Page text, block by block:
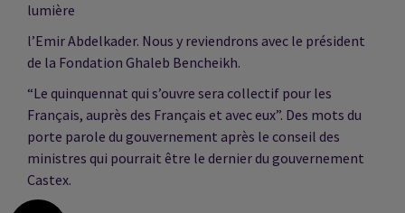
lumière
l’Emir Abdelkader. Nous y reviendrons avec le président
de la Fondation Ghaleb Bencheikh.
“Le quinquennat qui s’ouvre sera collectif pour les
Français, auprès des Français et avec eux”. Des mots du
porte parole du gouvernement après le conseil des
ministres qui pourrait être le dernier du gouvernement
Castex.